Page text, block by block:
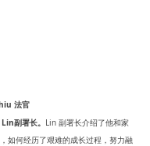
法官
副署长。
Lin 副署长介绍了他和家
如何经历了艰难的成长过程，努力融